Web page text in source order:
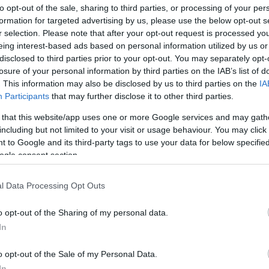
opt-out of the sale, sharing to third parties, or processing of your
for targeted advertising by us, please use the below opt-out
selection. Please note that after your opt-out request is processed
interest-based ads based on personal information utilized by us
to third parties prior to your opt-out. You may separately
of your personal information by third parties on the IAB’s list of
This information may also be disclosed by us to third parties on the
Participants that may further disclose it to other third parties.
that this website/app uses one or more Google services and may
but not limited to your visit or usage behaviour. You may
to Google and its third-party tags to use your data for below
consent section.
Data Processing Opt Outs
opt-out of the Sharing of my personal data.
opt-out of the Sale of my Personal Data.
εάν το όχημα ανήκει κατά κυριότητα στο
ορίζεται στην περ. α) της παρ. 1 του άρθρου 14 του
Ο.Τ.Α..
από κάθε επιχορήγηση κρατικής αρωγής για
με την παρ. 1.»
διατάξεων, προστίθεται παρ. 2Α, ως εξής:
και Οικονομικών, Ανάπτυξης και
να εξειδικεύονται το εύρος και οι προϋποθέσεις
να ρυθμίζονται η διαδικασία και τα δικαιολογητικά για
σχετικό με την εφαρμογή του άρθρου 5Α.»